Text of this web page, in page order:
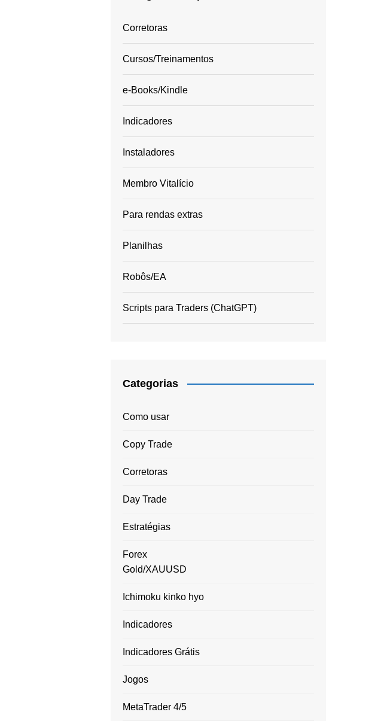
Corretoras
Cursos/Treinamentos
e-Books/Kindle
Indicadores
Instaladores
Membro Vitalício
Para rendas extras
Planilhas
Robôs/EA
Scripts para Traders (ChatGPT)
Categorias
Como usar
Copy Trade
Corretoras
Day Trade
Estratégias
Forex
Gold/XAUUSD
Ichimoku kinko hyo
Indicadores
Indicadores Grátis
Jogos
MetaTrader 4/5